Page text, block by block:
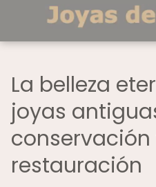
La belleza
joyas
conservación
restauración